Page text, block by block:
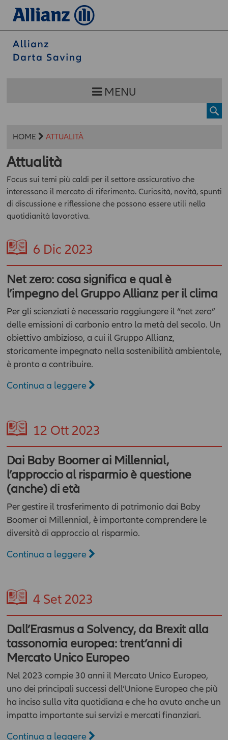
MENU
HOME ATTUALITÀ
Attualità
Focus sui temi più caldi per il settore assicurativo che
interessano il mercato di riferimento. Curiosità, novità, spunti
di discussione e riflessione che possono essere utili nella
quotidianità lavorativa.
6 Dic 2023
Net zero: cosa significa e qual è
l’impegno del Gruppo Allianz per il clima
Per gli scienziati è necessario raggiungere il “net zero”
delle emissioni di carbonio entro la metà del secolo. Un
obiettivo ambizioso, a cui il Gruppo Allianz,
storicamente impegnato nella sostenibilità ambientale,
è pronto a contribuire.
Continua a leggere
12 Ott 2023
Dai Baby Boomer ai Millennial,
l’approccio al risparmio è questione
(anche) di età
Per gestire il trasferimento di patrimonio dai Baby
Boomer ai Millennial, è importante comprendere le
diversità di approccio al risparmio.
Continua a leggere
4 Set 2023
Dall’Erasmus a Solvency, da Brexit alla
tassonomia europea: trent’anni di
Mercato Unico Europeo
Nel 2023 compie 30 anni il Mercato Unico Europeo,
uno dei principali successi dell’Unione Europea che più
ha inciso sulla vita quotidiana e che ha avuto anche un
impatto importante sui servizi e mercati finanziari.
Continua a leggere